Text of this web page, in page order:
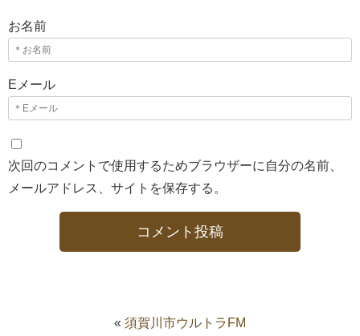
お名前
Eメール
次回のコメントで使用するためブラウザーに自分の名前、
メールアドレス、サイトを保存する。
« 須賀川市ウルトラFM